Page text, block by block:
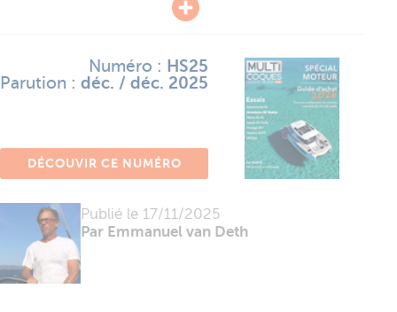
Publié le 17/11/2025
Par Emmanuel van Deth
Numéro : HS25
Parution : déc. / déc. 2025
DÉCOUVIR CE NUMÉRO